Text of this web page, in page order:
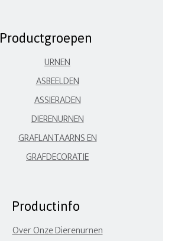
Productgroepen
URNEN
ASBEELDEN
ASSIERADEN
DIERENURNEN
GRAFLANTAARNS EN
GRAFDECORATIE
Productinfo
Over Onze Dierenurnen